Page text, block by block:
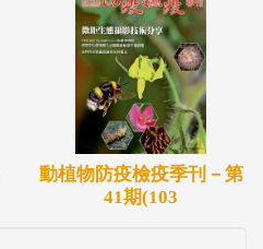
動植物防疫檢疫季刊－第
41期(103